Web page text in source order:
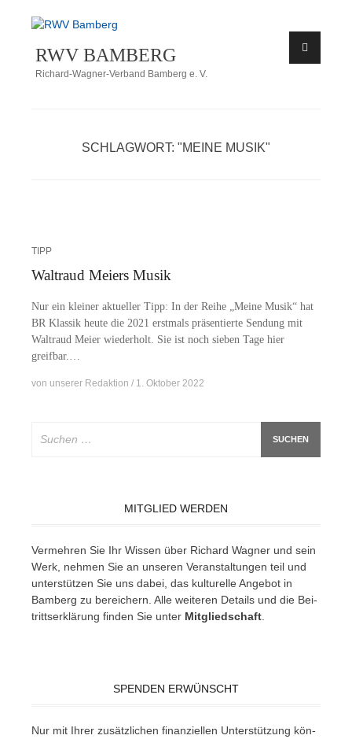
Zum
springen
RWV BAMBERG
Richard-Wagner-Verband Bamberg e. V.
SCHLAGWORT: "MEINE MUSIK"
TIPP
Waltraud Meiers Musik
Nur ein klei­ner ak­tu­el­ler Tipp: In der Rei­he „Mei­ne Mu­sik“ hat
BR Klas­sik heu­te die 2021 erst­mals prä­sen­tier­te Sen­dung mit
Wal­traud Mei­er wie­der­holt. Sie ist noch sie­ben Tage hier
greifbar.…
von unserer Redaktion 1. Oktober 2022
nach:
MITGLIED WERDEN
Ver­meh­ren Sie Ihr Wis­sen über Ri­chard Wag­ner und sein
Werk, neh­men Sie an un­se­ren Ver­an­stal­tun­gen teil und
un­ter­stüt­zen Sie uns da­bei, das kul­tu­rel­le An­ge­bot in
Bam­berg zu be­rei­chern. Alle wei­te­ren De­tails und die Bei­
tritts­er­klä­rung fin­den Sie un­ter Mit­glied­schaft
SPENDEN ERWÜNSCHT
Nur mit Ih­rer zu­sätz­li­chen fi­nan­zi­el­len Un­ter­stüt­zung kön­